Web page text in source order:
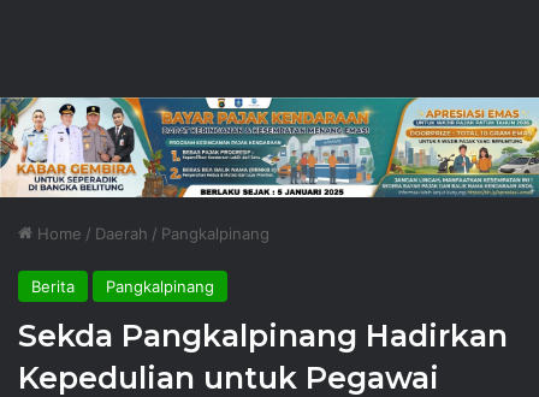
Home / Daerah / Pangkalpinang
Berita Pangkalpinang
Sekda Pangkalpinang Hadirkan
Kepedulian untuk Pegawai